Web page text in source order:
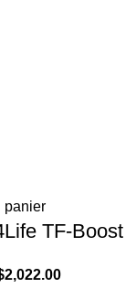
panier
TF-Boost
2,022.00El